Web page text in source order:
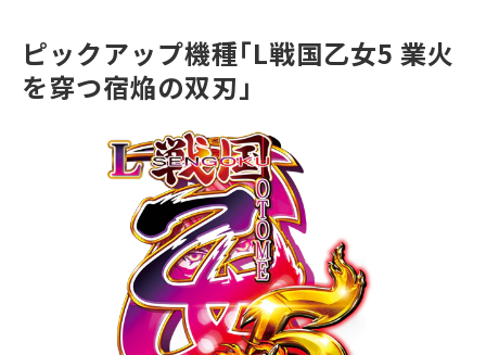
ピックアップ機種｢L戦国乙女5 業火
を穿つ宿焔の双刃｣